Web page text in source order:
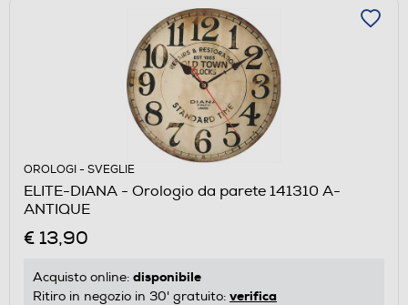
OROLOGI - SVEGLIE
ELITE-DIANA - Orologio da parete 141310 A-
ANTIQUE
€ 13,90
Acquisto online: disponibile
Ritiro in negozio in 30' gratuito: verifica